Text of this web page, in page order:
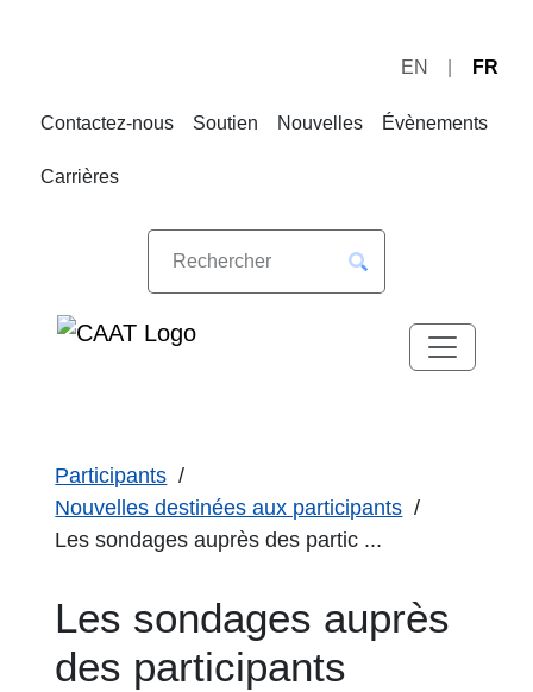
navigation
EN FR
Contactez-nous Soutien Nouvelles Évènements
Carrières
Participants
Nouvelles destinées aux participants
Les sondages auprès des partic ...
Les sondages auprès
des participants